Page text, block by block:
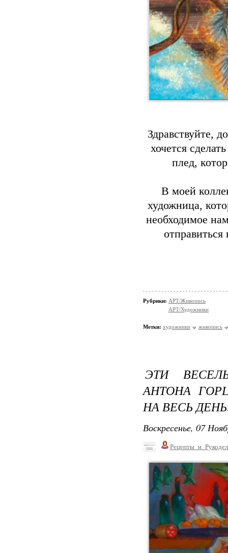
Здравствуйте,
хочется
плед,
В моей
художница,
необходимое
отправиться
Рубрики: АРТ/Живопись
АРТ/Художники
Метки: художники живопись
ЭТИ
АНТОНА
НА ВЕСЬ
Воскресенье, 07